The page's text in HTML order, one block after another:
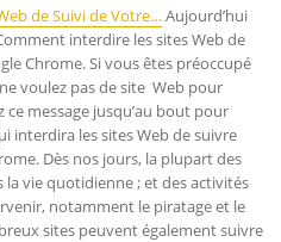
de Suivi de Votre…Aujourd’hui
interdire les sites Web de
Chrome. Si vous êtes préoccupé
voulez pas de site Web pour
message jusqu’au bout pour
interdira les sites Web de suivre
Dès nos jours, la plupart des
vie quotidienne ; et des activités
notamment le piratage et le
sites peuvent également suivre